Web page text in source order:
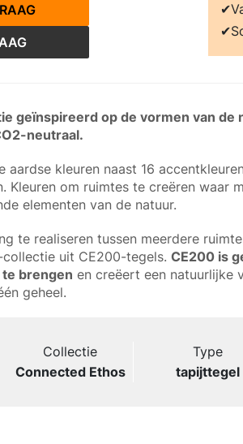
geïnspireerd op de vormen van de
neutraal.
aardse kleuren naast 16
Kleuren om ruimtes te creëren waar
elementen van de natuur.
te realiseren tussen meerdere
uit CE200-tegels. CE200 is
brengen en creëert een natuurlijke
geheel.
Collectie
Connected Ethos
Type
tapijttegel